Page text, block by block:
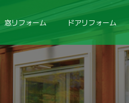
窓リフォーム ドアリフォーム